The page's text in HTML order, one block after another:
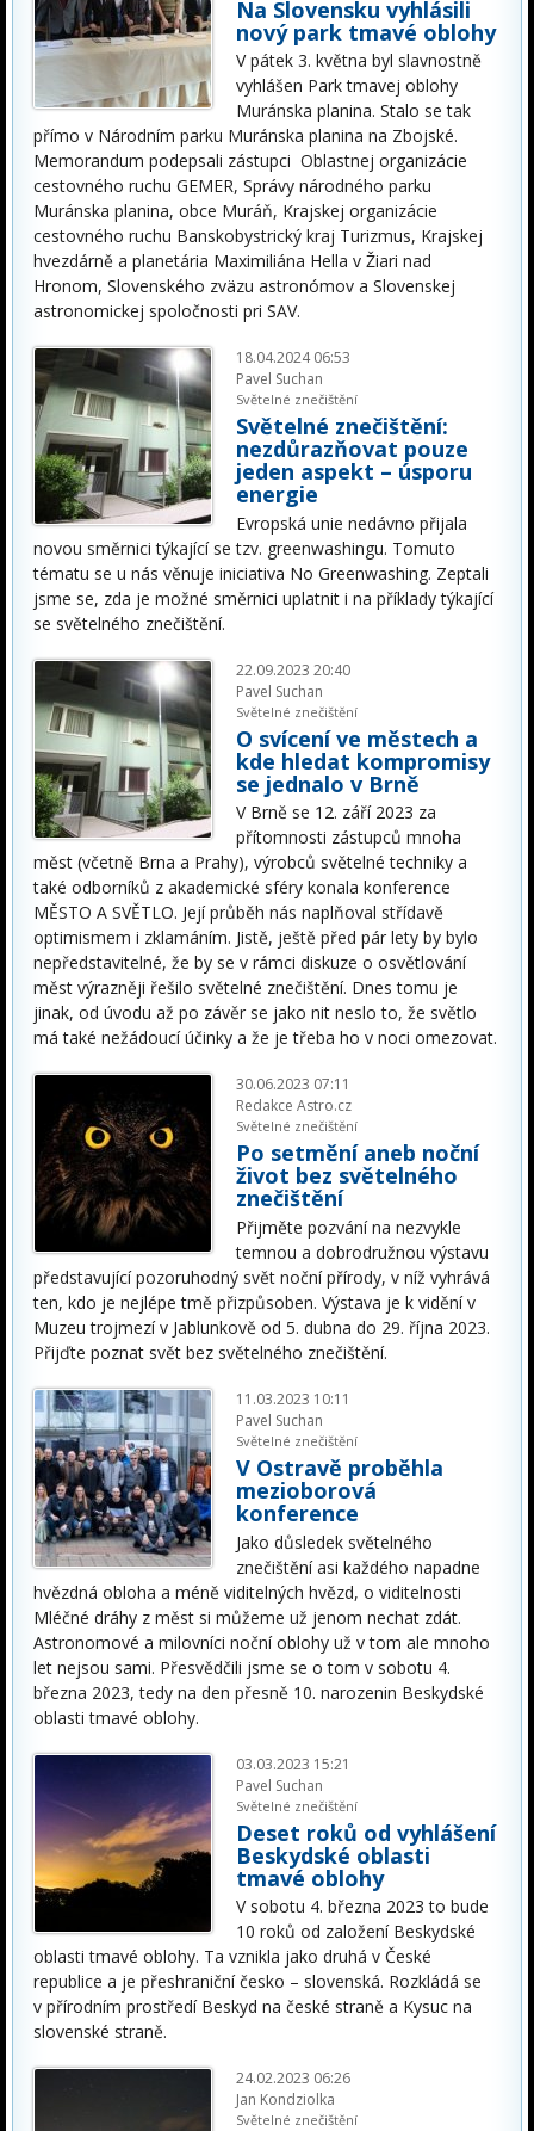
Na Slovensku vyhlásili
nový park tmavé oblohy
V pátek 3. května byl slavnostně
vyhlášen Park tmavej oblohy
Muránska planina. Stalo se tak
přímo v Národním parku Muránska planina na Zbojské.
Memorandum podepsali zástupci Oblastnej organizácie
cestovného ruchu GEMER, Správy národného parku
Muránska planina, obce Muráň, Krajskej organizácie
cestovného ruchu Banskobystrický kraj Turizmus, Krajskej
hvezdárně a planetária Maximiliána Hella v Žiari nad
Hronom, Slovenského zväzu astronómov a Slovenskej
astronomickej spoločnosti pri SAV.
18.04.2024 06:53
Pavel Suchan
Světelné znečištění
Světelné znečištění:
nezdůrazňovat pouze
jeden aspekt – úsporu
energie
Evropská unie nedávno přijala
novou směrnici týkající se tzv. greenwashingu. Tomuto
tématu se u nás věnuje iniciativa No Greenwashing. Zeptali
jsme se, zda je možné směrnici uplatnit i na příklady týkající
se světelného znečištění.
22.09.2023 20:40
Pavel Suchan
Světelné znečištění
O svícení ve městech a
kde hledat kompromisy
se jednalo v Brně
V Brně se 12. září 2023 za
přítomnosti zástupců mnoha
měst (včetně Brna a Prahy), výrobců světelné techniky a
také odborníků z akademické sféry konala konference
MĚSTO A SVĚTLO. Její průběh nás naplňoval střídavě
optimismem i zklamáním. Jistě, ještě před pár lety by bylo
nepředstavitelné, že by se v rámci diskuze o osvětlování
měst výrazněji řešilo světelné znečištění. Dnes tomu je
jinak, od úvodu až po závěr se jako nit neslo to, že světlo
má také nežádoucí účinky a že je třeba ho v noci omezovat.
30.06.2023 07:11
Redakce Astro.cz
Světelné znečištění
Po setmění aneb noční
život bez světelného
znečištění
Přijměte pozvání na nezvykle
temnou a dobrodružnou výstavu
představující pozoruhodný svět noční přírody, v níž vyhrává
ten, kdo je nejlépe tmě přizpůsoben. Výstava je k vidění v
Muzeu trojmezí v Jablunkově od 5. dubna do 29. října 2023.
Přijďte poznat svět bez světelného znečištění.
11.03.2023 10:11
Pavel Suchan
Světelné znečištění
V Ostravě proběhla
mezioborová
konference
Jako důsledek světelného
znečištění asi každého napadne
hvězdná obloha a méně viditelných hvězd, o viditelnosti
Mléčné dráhy z měst si můžeme už jenom nechat zdát.
Astronomové a milovníci noční oblohy už v tom ale mnoho
let nejsou sami. Přesvědčili jsme se o tom v sobotu 4.
března 2023, tedy na den přesně 10. narozenin Beskydské
oblasti tmavé oblohy.
03.03.2023 15:21
Pavel Suchan
Světelné znečištění
Deset roků od vyhlášení
Beskydské oblasti
tmavé oblohy
V sobotu 4. března 2023 to bude
10 roků od založení Beskydské
oblasti tmavé oblohy. Ta vznikla jako druhá v České
republice a je přeshraniční česko – slovenská. Rozkládá se
v přírodním prostředí Beskyd na české straně a Kysuc na
slovenské straně.
24.02.2023 06:26
Jan Kondziolka
Světelné znečištění